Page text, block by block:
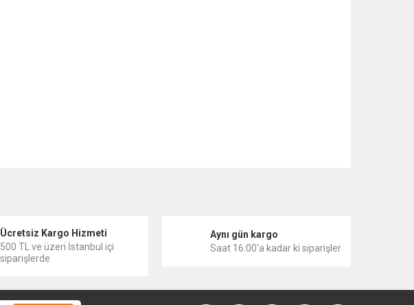
Ücretsiz Kargo Hizmeti
500 TL ve üzeri İstanbul içi
siparişlerde
Aynı gün kargo
Saat 16:00'a kadar ki siparişler